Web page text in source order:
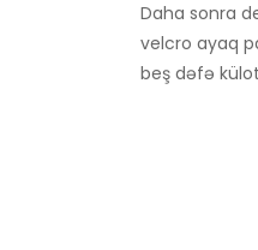
Daha sonra
velcro ayaq
beş dəfə